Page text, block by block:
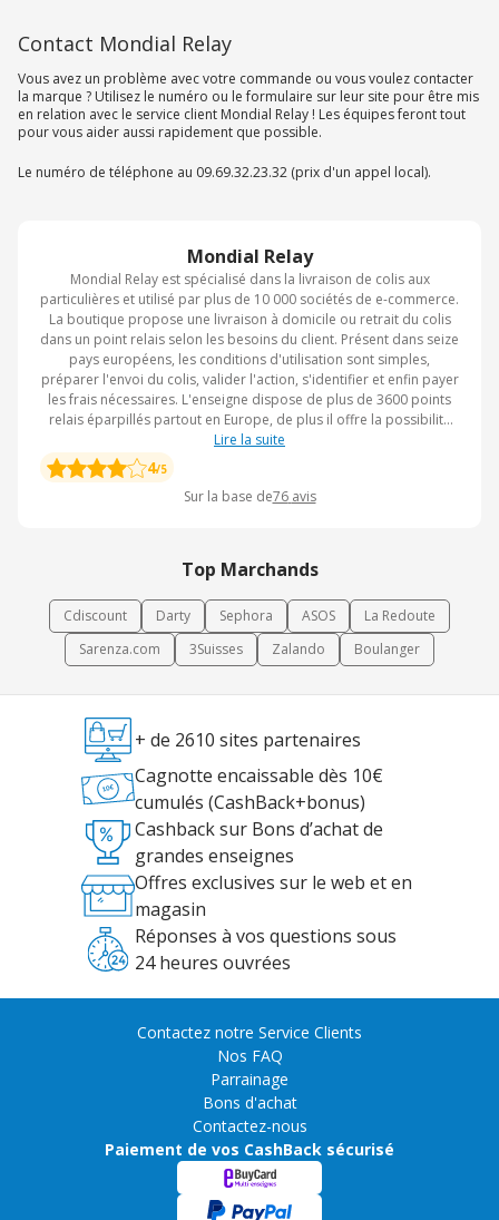
Mondial Relay
Mondial Relay est spécialisé dans la livraison de colis aux
particulières et utilisé par plus de 10 000 sociétés de e-commerce.
La boutique propose une livraison à domicile ou retrait du colis
dans un point relais selon les besoins du client. Présent dans seize
pays européens, les conditions d'utilisation sont simples,
préparer l'envoi du colis, valider l'action, s'identifier et enfin payer
les frais nécessaires. L'enseigne dispose de plus de 3600 points
relais éparpillés partout en Europe, de plus il offre la possibilité
de suivre les colis en consultant le site web. Le but étant de
faciliter la tâche de l'envoyeur ainsi que celle du destinataire. En
somme, la préoccupation de Mondial Relay est de se rapprocher
le plus possible de ses clients pour les satisfaire au mieux.
Lire la suite
4/5
Sur la base de76 avis
Top Marchands
Cdiscount Darty Sephora ASOS
La Redoute
Sarenza.com
3Suisses Zalando Boulanger
Contact Mondial Relay
Vous avez un problème avec votre commande ou vous voulez contacter
la marque ? Utilisez le numéro ou le formulaire sur leur site pour être mis
en relation avec le service client Mondial Relay ! Les équipes feront tout
pour vous aider aussi rapidement que possible.
Le numéro de téléphone au 09.69.32.23.32 (prix d'un appel local).
+ de 2610 sites partenaires
Cagnotte encaissable dès 10€
cumulés (CashBack+bonus)
Cashback sur Bons d’achat de
grandes enseignes
Offres exclusives sur le web et en
magasin
Réponses à vos questions sous
24 heures ouvrées
Contactez notre Service Clients
Nos FAQ
Parrainage
Bons d'achat
Contactez-nous
Paiement de vos CashBack sécurisé